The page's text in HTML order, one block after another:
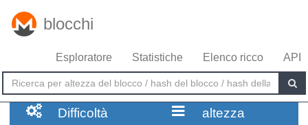
blocchi
Esploratore Statistiche Elenco ricco API
Difficoltà altezza